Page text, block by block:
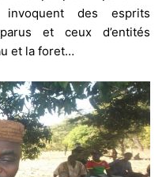
des esprits
et ceux d’entités
et la foret…